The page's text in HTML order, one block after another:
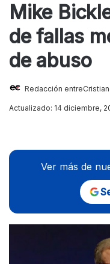
Mike
de fallas
de abuso
Redacción
Actualizado: 14 diciembre,
Ver más de